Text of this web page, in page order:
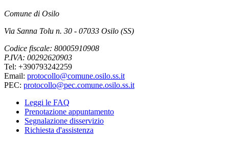
Comune di Osilo
Via Sanna Tolu n. 30 - 07033 Osilo (SS)
Codice fiscale: 80005910908
P.IVA: 00292620903
Tel: +390793242259
Email: protocollo@comune.osilo.ss.it
PEC: protocollo@pec.comune.osilo.ss.it
Leggi le FAQ
Prenotazione appuntamento
Segnalazione disservizio
Richiesta d'assistenza